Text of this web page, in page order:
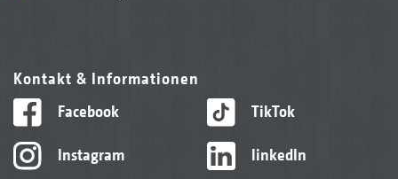
Kontakt & Informationen
Facebook
Instagram
TikTok
linkedIn